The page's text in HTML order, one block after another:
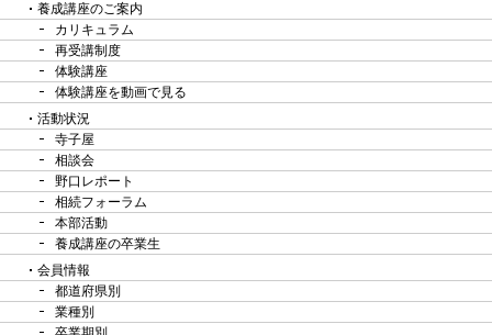
養成講座のご案内
カリキュラム
再受講制度
体験講座
体験講座を動画で見る
活動状況
寺子屋
相談会
野口レポート
相続フォーラム
本部活動
養成講座の卒業生
会員情報
都道府県別
業種別